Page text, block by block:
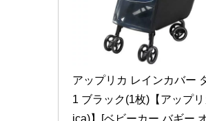
アップリカ レインカバー
1 ブラック(1枚)【アップ